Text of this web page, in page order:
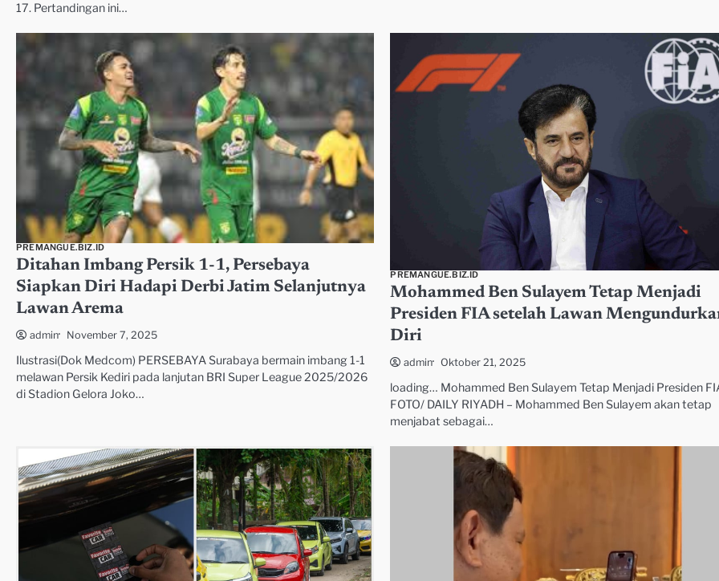
17. Pertandingan ini…
PREMANGUE.BIZ.ID
Ditahan Imbang Persik 1-1, Persebaya
Siapkan Diri Hadapi Derbi Jatim Selanjutnya
Lawan Arema
admin November 7, 2025
Ilustrasi(Dok Medcom) PERSEBAYA Surabaya bermain imbang 1-1
melawan Persik Kediri pada lanjutan BRI Super League 2025/2026
di Stadion Gelora Joko…
PREMANGUE.BIZ.ID
Mohammed Ben Sulayem Tetap Menjadi
Presiden FIA setelah Lawan
Diri
admin Oktober 21, 2025
loading… Mohammed Ben Sulayem Tetap Menjadi Presiden
FOTO/ DAILY RIYADH – Mohammed Ben Sulayem akan tetap
menjabat sebagai…